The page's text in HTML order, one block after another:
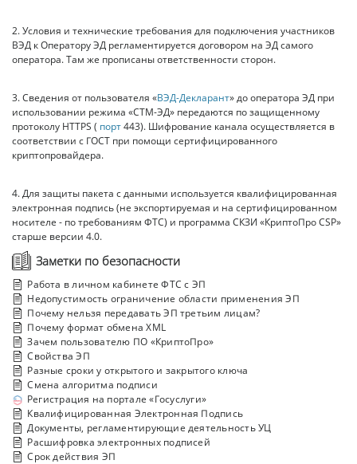
2. Условия и технические требования для подключения участников
ВЭД к Оператору ЭД регламентируется договором на ЭД самого
оператора. Там же прописаны ответственности сторон.
3. Сведения от пользователя «ВЭД-Декларант» до оператора ЭД при
использовании режима «СТМ-ЭД» передаются по защищенному
протоколу HTTPS ( порт443). Шифрование канала осуществляется в
соответствии с ГОСТ при помощи сертифицированного
криптопровайдера.
4. Для защиты пакета с данными используется квалифицированная
электронная подпись (не экспортируемая и на сертифицированном
носителе - по требованиям ФТС) и программа СКЗИ «КриптоПро CSP»
старше версии 4.0.
Заметки по безопасности
Работа в личном кабинете ФТС с ЭП
Недопустимость ограничение области применения ЭП
Почему нельзя передавать ЭП третьим лицам?
Почему формат обмена XML
Зачем пользователю ПО «КриптоПро»
Свойства ЭП
Разные сроки у открытого и закрытого ключа
Смена алгоритма подписи
Регистрация на портале «Госуслуги»
Квалифицированная Электронная Подпись
Документы, регламентирующие деятельность УЦ
Расшифровка электронных подписей
Срок действия ЭП